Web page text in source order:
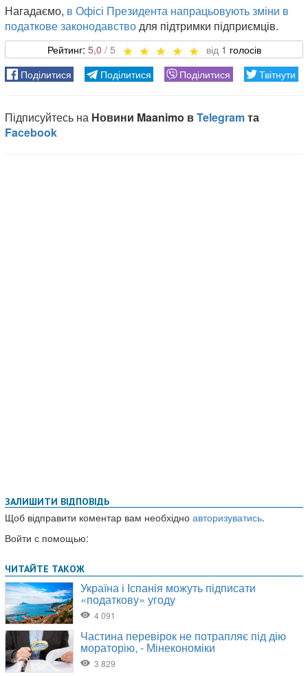
Нагадаємо, в Офісі Президента напрацьовують зміни в
податкове законодавстводля підтримки підприємців.
5,0 1
ЗАЛИШИТИ ВІДПОВІДЬ
Щоб відправити коментар вам необхідно авторизуватись.
Войти с помощью: